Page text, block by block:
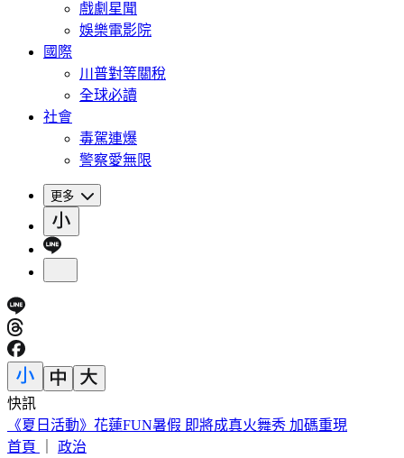
戲劇星聞
娛樂電影院
國際
川普對等關稅
全球必讀
社會
毒駕連爆
警察愛無限
更多
快訊
王子不倫粿粿慘賠百萬！停工9個月「二度發文」
首頁
政治